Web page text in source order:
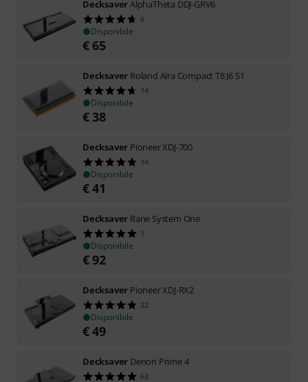
DecksaverAlphaTheta DDJ-GRV6
6
Disponibile
€ 65
Decksaver Roland Aira Compact T8 J6 S1
14
Disponibile
€ 38
Decksaver Pioneer XDJ-700
14
Disponibile
€41
Decksaver Rane System One
1
Disponibile
€92
Decksaver Pioneer XDJ-RX2
22
Disponibile
€49
Decksaver Denon Prime 4
63